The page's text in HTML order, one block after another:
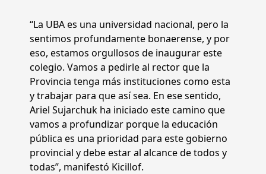
“La UBA es una universidad nacional, pero la
sentimos profundamente bonaerense, y por
eso, estamos orgullosos de inaugurar este
colegio. Vamos a pedirle al rector que la
Provincia tenga más instituciones como esta
y trabajar para que así sea. En ese sentido,
Ariel Sujarchuk ha iniciado este camino que
vamos a profundizar porque la educación
pública es una prioridad para este gobierno
provincial y debe estar al alcance de todos y
todas”, manifestó Kicillof.